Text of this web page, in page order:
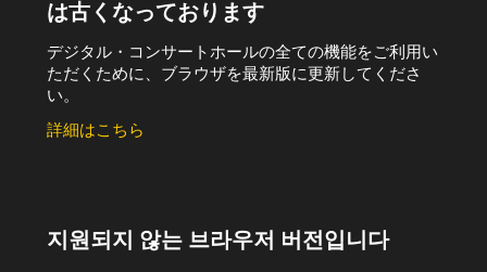
は古くなっております
デジタル・コンサートホールの全ての機能をご利用い
ただくために、ブラウザを最新版に更新してくださ
い。
詳細はこちら
지원되지 않는 브라우저 버전입니다